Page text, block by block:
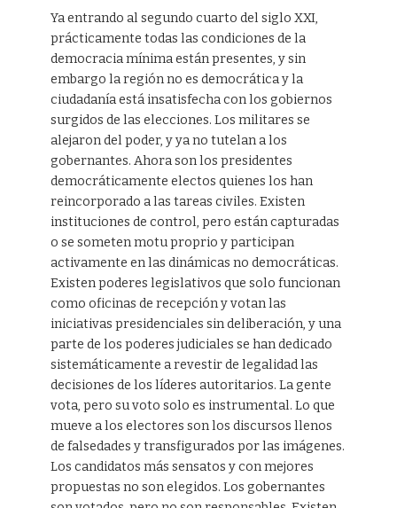
Ya entrando al segundo cuarto del siglo XXI,
prácticamente todas las condiciones de la
democracia mínima están presentes, y sin
embargo la región no es democrática y la
ciudadanía está insatisfecha con los gobiernos
surgidos de las elecciones. Los militares se
alejaron del poder, y ya no tutelan a los
gobernantes. Ahora son los presidentes
democráticamente electos quienes los han
reincorporado a las tareas civiles. Existen
instituciones de control, pero están capturadas
o se someten motu proprio y participan
activamente en las dinámicas no democráticas.
Existen poderes legislativos que solo funcionan
como oficinas de recepción y votan las
iniciativas presidenciales sin deliberación, y una
parte de los poderes judiciales se han dedicado
sistemáticamente a revestir de legalidad las
decisiones de los líderes autoritarios. La gente
vota, pero su voto solo es instrumental. Lo que
mueve a los electores son los discursos llenos
de falsedades y transfigurados por las imágenes.
Los candidatos más sensatos y con mejores
propuestas no son elegidos. Los gobernantes